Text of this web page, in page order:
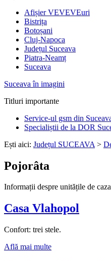
Afișier VEVEVEuri
Bistrița
Botoșani
Cluj-Napoca
Județul Suceava
Piatra-Neamț
Suceava
Suceava în imagini
Titluri importante
Service-ul gsm din
Specialiștii de la DOR
Ești aici: Județul SUCEAVA >
Pojorâta
Informații despre unitățile de
Casa Vlahopol
Confort: trei stele.
Află mai multe